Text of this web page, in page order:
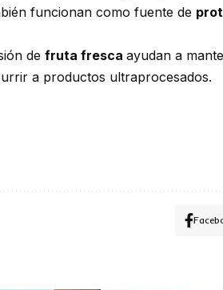
funcionan como fuente de
de fruta fresca ayudan a
a productos ultraprocesados.